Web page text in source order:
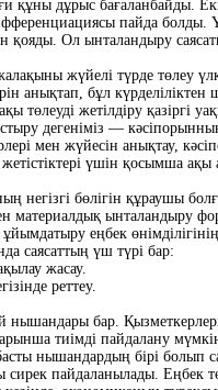
құны дұрыс бағаланбайды.
пайда болды.
Ол ынталандыру
жүйелі түрде төлеу
анықтап, бұл
төлеуді жетілдіру қазіргі
дегеніміз —
мен жүйесін анықтау,
үшін қосымша ақы
негізгі бөлігін құраушы
материалдық ынталандыру
еңбек
саясаттың үш түрі бар:
жасау.
реттеу.
нышандары бар.
тиімді пайдалану
нышандардың бірі болып
сирек пайдаланылады. Еңбек